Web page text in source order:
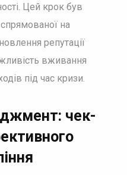
Цей крок був
на
репутації
вживання
під час кризи.
чек-